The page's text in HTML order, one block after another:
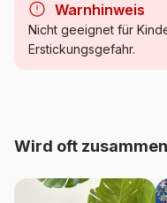
Kategorie
Artikelnummer
Warnhinweis
Nicht geeignet für
Erstickungsgefahr.
Wird oft